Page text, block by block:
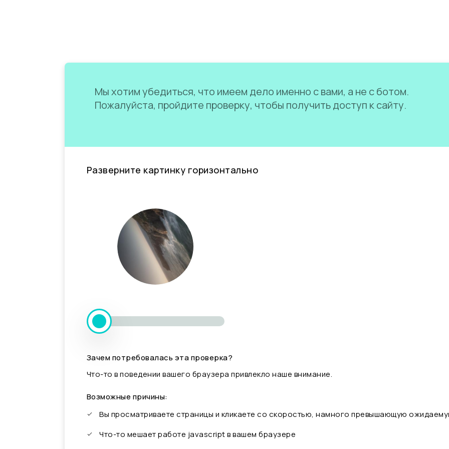
Мы хотим убедиться, что имеем дело именно с вами, а не с ботом.
Пожалуйста, пройдите проверку, чтобы получить доступ к сайту.
Разверните картинку горизонтально
Зачем потребовалась эта проверка?
Что-то в поведении вашего браузера привлекло наше внимание.
Возможные причины:
Вы просматриваете страницы и кликаете со скоростью, намного превышающую
Что-то мешает работе javascript в вашем браузере